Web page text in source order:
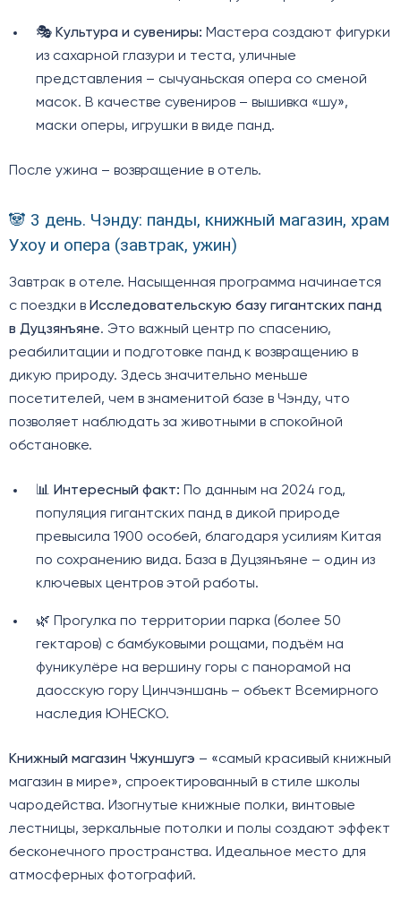
🎭 Культура и сувениры: Мастера создают фигурки
из сахарной глазури и теста, уличные
представления – сычуаньская опера со сменой
масок. В качестве сувениров – вышивка «шу»,
маски оперы, игрушки в виде панд.
После ужина – возвращение в отель.
🐼 3 день. Чэнду: панды, книжный магазин, храм
Ухоу и опера (завтрак, ужин)
Завтрак в отеле. Насыщенная программа начинается
с поездки в Исследовательскую базу гигантских панд
в Дуцзянъяне. Это важный центр по спасению,
реабилитации и подготовке панд к возвращению в
дикую природу. Здесь значительно меньше
посетителей, чем в знаменитой базе в Чэнду, что
позволяет наблюдать за животными в спокойной
обстановке.
📊 Интересный факт: По данным на 2024 год,
популяция гигантских панд в дикой природе
превысила 1900 особей, благодаря усилиям Китая
по сохранению вида. База в Дуцзянъяне – один из
ключевых центров этой работы.
🌿 Прогулка по территории парка (более 50
гектаров) с бамбуковыми рощами, подъём на
фуникулёре на вершину горы с панорамой на
даосскую гору Цинчэншань – объект Всемирного
наследия ЮНЕСКО.
Книжный магазин Чжуншугэ – «самый красивый книжный
магазин в мире», спроектированный в стиле школы
чародейства. Изогнутые книжные полки, винтовые
лестницы, зеркальные потолки и полы создают эффект
бесконечного пространства. Идеальное место для
атмосферных фотографий.